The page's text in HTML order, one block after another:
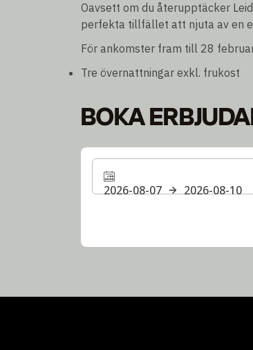
Oavsett om du återupptäcker
perfekta tillfället att njuta av en
För ankomster fram till 28
Tre övernattningar exkl. frukost
BOKA
2026-08-07 2026-08-10